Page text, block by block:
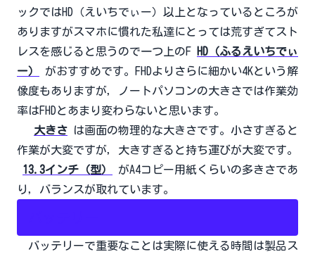
ックではHD（えいちでぃー）以上となっているところが
ありますがスマホに慣れた私達にとっては荒すぎてスト
レスを感じると思うので一つ上のF
HD（ふるえいちでぃ
ー）
がおすすめです。FHDよりさらに細かい4Kという解
像度もありますが，ノートパソコンの大きさでは作業効
率はFHDとあまり変わらないと思います。
大きさ
は画面の物理的な大きさです。小さすぎると
作業が大変ですが，大きすぎると持ち運びが大変です。
13.3インチ（型）
がA4コピー用紙くらいの多きさであ
り，バランスが取れています。
バッテリーで重要なことは実際に使える時間は製品ス